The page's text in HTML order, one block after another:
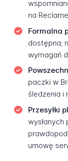
na
Formalna
dostępna;
wymagań
paczki w
śledzenia i
Przesyłki
umowę